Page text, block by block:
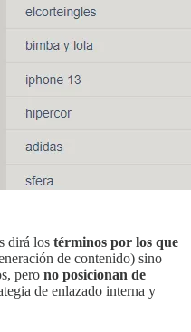
dirá los términos por los que
de contenido) sino
pero no posicionan de
de enlazado interna y